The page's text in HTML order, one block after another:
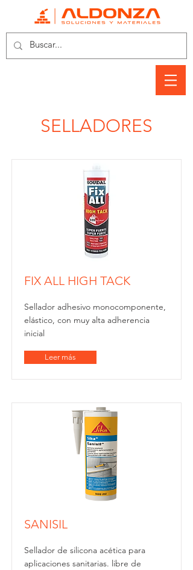
SELLADORES
FIX ALL HIGH TACK
Sellador adhesivo monocomponente,
elástico, con muy alta adherencia
inicial
Leer más
SANISIL
Sellador de silicona acética para
aplicaciones sanitarias. libre de